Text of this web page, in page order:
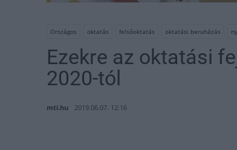
Országos oktatás felsőoktatás oktatási beruházás
Ezekre az oktatási
2020-tól
mti.hu 2019.06.07. 12:16